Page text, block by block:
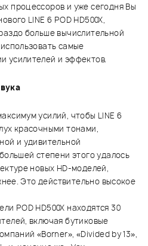
процессоров и уже сегодня Вы
LINE 6 POD HD500X,
больше вычислительной
самые
усилителей и эффектов.
усилий, чтобы LINE 6
красочными тонами,
и удивительной
степени этого удалось
новых HD-моделей,
Это действительно высокое
POD HD500X находятся 30
включая бутиковые
«Borner», «Divided by 13»,